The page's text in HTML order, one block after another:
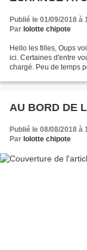
Publié le 01/09/2018 à
Par lolotte chipote
Hello les filles, Oups
ici. Certaines d'entre
chargé. Peu de temps
AU BORD DE
Publié le 08/08/2018 à
Par lolotte chipote